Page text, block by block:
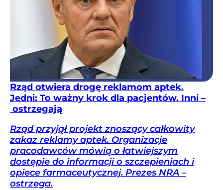
Rząd otwiera drogę reklamom aptek.
Jedni: To ważny krok dla pacjentów. Inni –
ostrzegają
Rząd przyjął projekt znoszący całkowity
zakaz reklamy aptek. Organizacje
pracodawców mówią o łatwiejszym
dostępie do informacji o szczepieniach i
opiece farmaceutycznej. Prezes NRA –
ostrzega.